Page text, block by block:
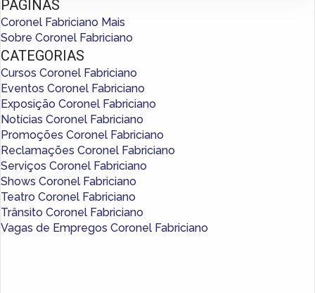
PÁGINAS
Coronel Fabriciano Mais
Sobre Coronel Fabriciano
CATEGORIAS
Cursos Coronel Fabriciano
Eventos Coronel Fabriciano
Exposição Coronel Fabriciano
Notícias Coronel Fabriciano
Promoções Coronel Fabriciano
Reclamações Coronel Fabriciano
Serviços Coronel Fabriciano
Shows Coronel Fabriciano
Teatro Coronel Fabriciano
Trânsito Coronel Fabriciano
Vagas de Empregos Coronel Fabriciano